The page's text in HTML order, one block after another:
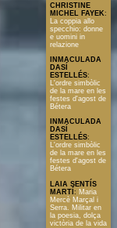
CHRISTINE
MICHEL FAYEK:
La coppia allo
specchio: donne
e uomini in
relazione
INMACULADA
DASÍ
ESTELLÉS:
L'ordre simbòlic
de la mare en les
festes d'agost de
Bétera
INMACULADA
DASÍ
ESTELLÉS:
L'ordre simbòlic
de la mare en les
festes d'agost de
Bétera
LAIA SENTÍS
MARTÍ : Maria
Mercè Marçal i
Serra. Militar en
la poesia, dolça
victòria de la vida